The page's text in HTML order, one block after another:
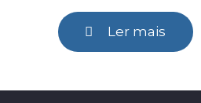
Ler mais